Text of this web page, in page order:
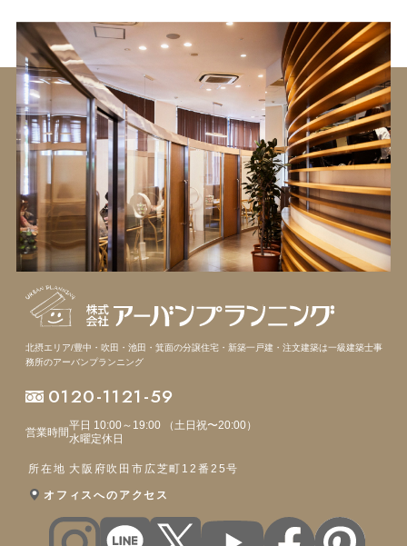
北摂エリア/豊中・吹田・池田・箕面の分譲住宅・新築一戸建・注文建築は一級建築士事
務所のアーバンプランニング
0120-1121-59
営業時間
平日 10:00～19:00 （土日祝〜20:00）
水曜定休日
所在地 大阪府吹田市広芝町12番25号
オフィスへのアクセス